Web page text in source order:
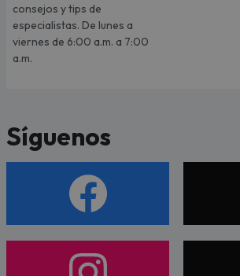
consejos y tips de
especialistas. De lunes a
viernes de 6:00 a.m. a 7:00
a.m.
Síguenos